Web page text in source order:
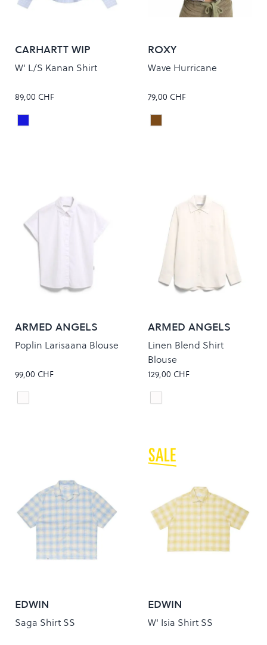
CARHARTT WIP
W' L/S Kanan Shirt
89,00 CHF
Colour
KANAN STRIPE/BLEACH
ROXY
Wave Hurricane
79,00 CHF
Colour
CHESTNUT RETRO
ARMED ANGELS
Poplin Larisaana Blouse
99,00 CHF
Colour
white
ARMED ANGELS
Linen Blend Shirt
Blouse
129,00 CHF
Colour
Oatmilk
EDWIN
Saga Shirt SS
EDWIN
W' Isia Shirt SS